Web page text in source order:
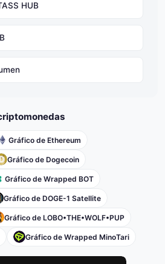
HUB
Gráfico de Ethereum
Gráfico de Dogecoin
Gráfico de Wrapped BOT
Gráfico de DOGE-1 Satellite
Gráfico de LOBO•THE•WOLF•PUP
Gráfico de Wrapped MinoTari